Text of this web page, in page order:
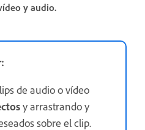
y audio.
de audio o vídeo
y arrastrando y
sobre el clip.